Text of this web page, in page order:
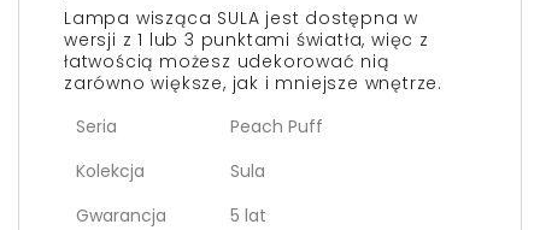
Lampa wisząca SULA jest dostępna w
wersji z 1 lub 3 punktami światła, więc z
łatwością możesz udekorować nią
zarówno większe, jak i mniejsze wnętrze.
Seria
Peach Puff
Kolekcja
Sula
Gwarancja
5 lat